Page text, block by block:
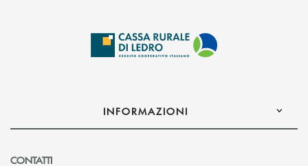
INFORMAZIONI
CONTATTI